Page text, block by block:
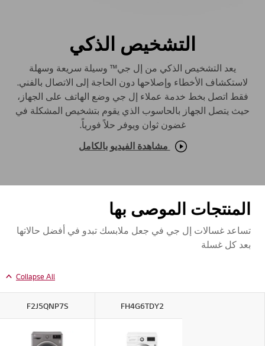
التشخيص الذكي
يعد التشخيص الذكي من إل جي™ وسيلة سريعة وسهلة
لاستكشاف الأخطاء وإصلاحها دون الحاجة إلى الاتصال بالفني.
فقط اتصل بخط خدمة عملاء إل جي وضع الهاتف على الجهاز،
حيث يتصل الجهاز بالحاسوب الذي يقوم بتشخيص المشكلة في
غضون ثوان ويوفر حلاً فورياً.
مشاهدة الفيديو بالكامل
المنتجات الموصى بها
تساعد غسالات إل جي في جعل ملابسك تبدو في أفضل حالاتها
بعد كل غسلة
Collapse All
FH4G6TDY2
F2J5QNP7S